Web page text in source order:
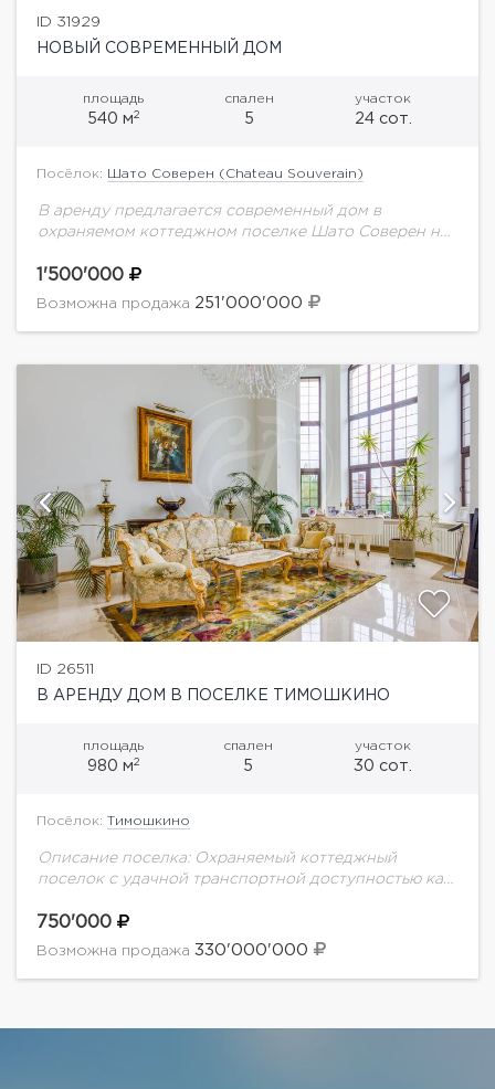
ID 31929
НОВЫЙ СОВРЕМЕННЫЙ ДОМ
площадь
540 м2
спален
5
участок
24 сот.
Посёлок: Шато Соверен (Chateau Souverain)
В аренду предлагается современный дом в
охраняемом коттеджном поселке Шато Соверен на
в стиле ар-деко. В отделке использованы
натуральные материалы. Эксплуатируемая...
1'500'000
Возможна продажа 251'000'000
ID 26511
В АРЕНДУ ДОМ В ПОСЕЛКЕ ТИМОШКИНО
площадь
980 м2
спален
5
участок
30 сот.
Посёлок: Тимошкино
Описание поселка: Охраняемый коттеджный
поселок с удачной транспортной доступностью как
Новорижскому шоссе. Рядом развитая
инфраструктура Ильинского шоссе и Жуковки.
750'000
Возможна продажа 330'000'000